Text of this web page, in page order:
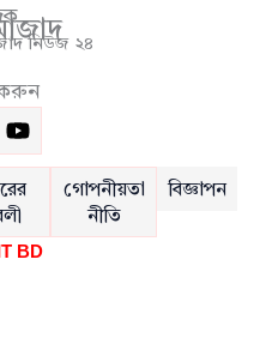
নিউজ ২৪
Y
o
u
t
u
b
e
গোপনীয়তা
নীতি
বিজ্ঞাপন
BD